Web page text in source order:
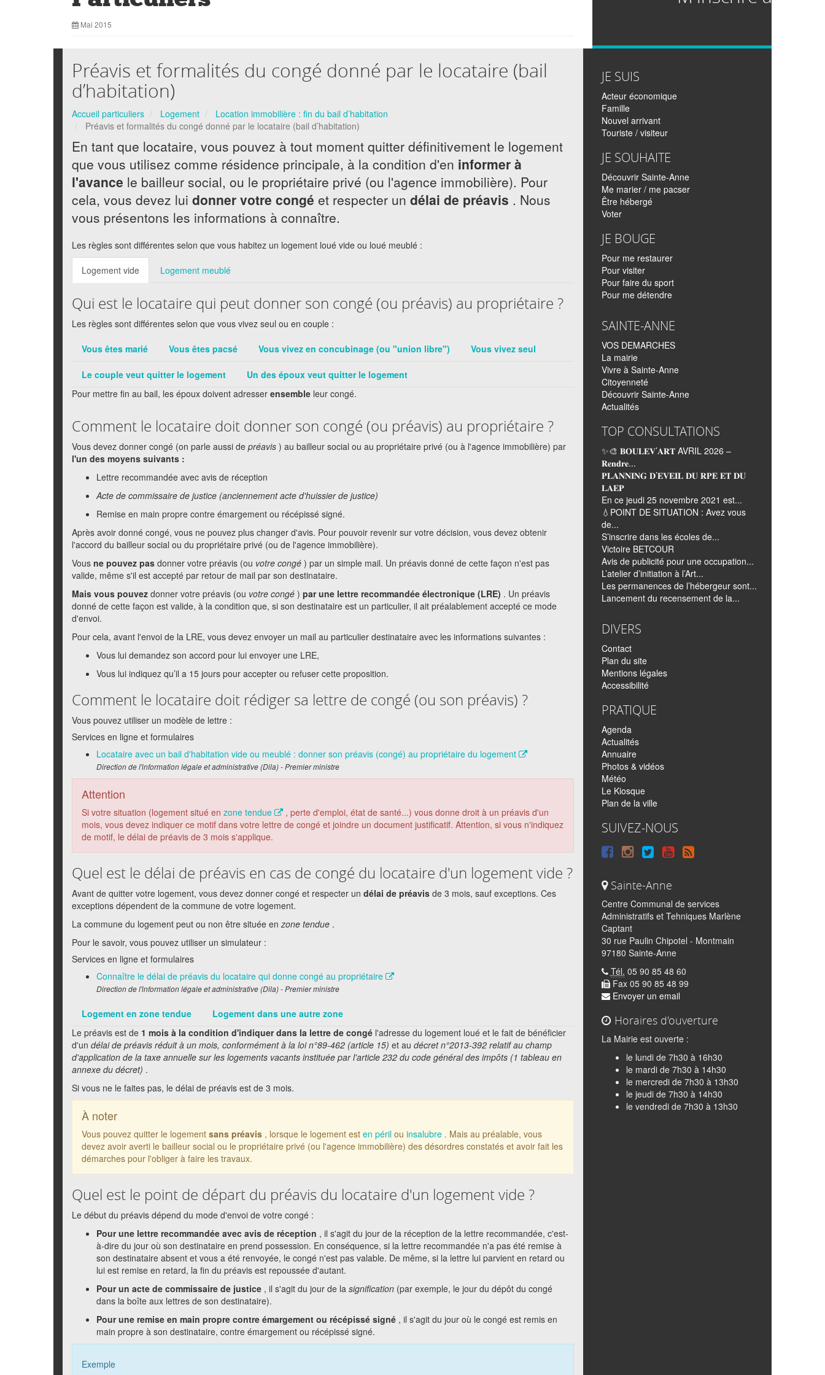
Mai 2015
Préavis et formalités du congé donné par le locataire (bail
d’habitation)
Accueil particuliers Logement
Location immobilière : fin du bail d’habitation
Préavis et formalités du congé donné par le locataire (bail d’habitation)
En tant que locataire, vous pouvez à tout moment quitter définitivement le logement
que vous utilisez comme résidence principale, à la condition d'en informer à
l'avance le bailleur social, ou le propriétaire privé (ou l'agence immobilière). Pour
cela, vous devez lui donner votre congé et respecter un délai de préavis . Nous
vous présentons les informations à connaître.
Les règles sont différentes selon que vous habitez un logement loué vide ou loué meublé :
Logement vide Logement meublé
Qui est le locataire qui peut donner son congé (ou préavis) au propriétaire ?
Les règles sont différentes selon que vous vivez seul ou en couple :
Vous êtes marié Vous êtes pacsé Vous vivez en concubinage (ou "union libre") Vous vivez seul
Le couple veut quitter le logement
Un des époux veut quitter le logement
Pour mettre fin au bail, les époux doivent adresser ensemble leur congé.
Comment le locataire doit donner son congé (ou préavis) au propriétaire ?
Vous devez donner congé (on parle aussi de préavis ) au bailleur social ou au propriétaire privé (ou à l'agence immobilière) par
l'un des moyens suivants :
Lettre recommandée avec avis de réception
Acte de commissaire de justice (anciennement acte d'huissier de justice)
Remise en main propre contre émargement ou récépissé signé.
Après avoir donné congé, vous ne pouvez plus changer d'avis. Pour pouvoir revenir sur votre décision, vous devez obtenir
l'accord du bailleur social ou du propriétaire privé (ou de l'agence immobilière).
Vous ne pouvez pas donner votre préavis (ou votre congé ) par un simple mail. Un préavis donné de cette façon n'est pas
valide, même s'il est accepté par retour de mail par son destinataire.
Mais vous pouvez donner votre préavis (ou votre congé ) par une lettre recommandée électronique (LRE) . Un préavis
donné de cette façon est valide, à la condition que, si son destinataire est un particulier, il ait préalablement accepté ce mode
d'envoi.
Pour cela, avant l'envoi de la LRE, vous devez envoyer un mail au particulier destinataire avec les informations suivantes :
Vous lui demandez son accord pour lui envoyer une LRE,
Vous lui indiquez qu’il a 15 jours pour accepter ou refuser cette proposition.
Comment le locataire doit rédiger sa lettre de congé (ou son préavis) ?
Vous pouvez utiliser un modèle de lettre :
Services en ligne et formulaires
Locataire avec un bail d'habitation vide ou meublé : donner son préavis (congé) au propriétaire du logement
Direction de l'information légale et administrative (Dila) - Premier ministre
Attention
Si votre situation (logement situé en zone tendue
, perte d'emploi, état de santé...) vous donne droit à un préavis d'un
mois, vous devez indiquer ce motif dans votre lettre de congé et joindre un document justificatif. Attention, si vous n'indiquez
de motif, le délai de préavis de 3 mois s'applique.
Quel est le délai de préavis en cas de congé du locataire d'un logement vide ?
Avant de quitter votre logement, vous devez donner congé et respecter un délai de préavis de 3 mois, sauf exceptions. Ces
exceptions dépendent de la commune de votre logement.
La commune du logement peut ou non être située en zone tendue .
Pour le savoir, vous pouvez utiliser un simulateur :
Services en ligne et formulaires
Connaître le délai de préavis du locataire qui donne congé au propriétaire
Direction de l'information légale et administrative (Dila) - Premier ministre
Logement en zone tendue
Logement dans une autre zone
Le préavis est de 1 mois à la condition d'indiquer dans la lettre de congé l'adresse du logement loué et le fait de bénéficier
d'un délai de préavis réduit à un mois, conformément à la loi n°89-462 (article 15) et au décret n°2013-392 relatif au champ
d'application de la taxe annuelle sur les logements vacants instituée par l'article 232 du code général des impôts (1 tableau en
annexe du décret) .
Si vous ne le faites pas, le délai de préavis est de 3 mois.
À noter
Vous pouvez quitter le logement sans préavis , lorsque le logement est en péril ou insalubre . Mais au préalable, vous
devez avoir averti le bailleur social ou le propriétaire privé (ou l'agence immobilière) des désordres constatés et avoir fait les
démarches pour l'obliger à faire les travaux.
Quel est le point de départ du préavis du locataire d'un logement vide ?
Le début du préavis dépend du mode d'envoi de votre congé :
Pour une lettre recommandée avec avis de réception , il s'agit du jour de la réception de la lettre recommandée, c'est-
à-dire du jour où son destinataire en prend possession. En conséquence, si la lettre recommandée n'a pas été remise à
son destinataire absent et vous a été renvoyée, le congé n'est pas valable. De même, si la lettre lui parvient en retard ou
lui est remise en retard, la fin du préavis est repoussée d'autant.
Pour un acte de commissaire de justice , il s'agit du jour de la signification (par exemple, le jour du dépôt du congé
dans la boîte aux lettres de son destinataire).
Pour une remise en main propre contre émargement ou récépissé signé , il s'agit du jour où le congé est remis en
main propre à son destinataire, contre émargement ou récépissé signé.
Exemple
JE SUIS
Acteur économique
Famille
Nouvel arrivant
Touriste / visiteur
JE SOUHAITE
Découvrir Sainte-Anne
Me marier / me pacser
Être hébergé
Voter
JE BOUGE
Pour me restaurer
Pour visiter
Pour faire du sport
Pour me détendre
SAINTE-ANNE
VOS DEMARCHES
La mairie
Vivre à Sainte-Anne
Citoyenneté
Découvrir Sainte-Anne
Actualités
TOP CONSULTATIONS
✨🎨 𝐁𝐎𝐔𝐋𝐄𝐕’𝐀𝐑𝐓 AVRIL 2026 –
𝐑𝐞𝐧𝐝𝐫𝐞...
𝐏𝐋𝐀𝐍𝐍𝐈𝐍𝐆 𝐃’𝐄𝐕𝐄𝐈𝐋 𝐃𝐔 𝐑𝐏𝐄 𝐄𝐓 𝐃𝐔
𝐋𝐀𝐄𝐏
En ce jeudi 25 novembre 2021 est...
💧POINT DE SITUATION : Avez vous
de...
S’inscrire dans les écoles de...
Victoire BETCOUR
Avis de publicité pour une occupation...
L’atelier d’initiation à l’Art...
Les permanences de l’hébergeur sont...
Lancement du recensement de la...
DIVERS
Contact
Plan du site
Mentions légales
Accessibilité
PRATIQUE
Agenda
Actualités
Annuaire
Photos & vidéos
Météo
Le Kiosque
Plan de la ville
SUIVEZ-NOUS
Suivre
Facebook
Suivre
Instagram
Suivre
Twitter
Syndiquer
site
Sainte-Anne
Centre Communal de services
Administratifs et Tehniques Marlène
Captant
30 rue Paulin Chipotel - Montmain
97180 Sainte-Anne
Tél. 05 90 85 48 60
Fax 05 90 85 48 99
Envoyer un email
Horaires d'ouverture
La Mairie est ouverte :
le lundi de 7h30 à 16h30
le mardi de 7h30 à 14h30
le mercredi de 7h30 à 13h30
le jeudi de 7h30 à 14h30
le vendredi de 7h30 à 13h30